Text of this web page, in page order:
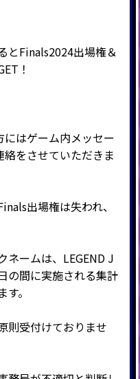
とFinals2024出場権＆
！
はゲーム内メッセー
をさせていただきま
出場権は失われ、
ームは、LEGEND J
の間に実施される集計
。
則受付けておりませ